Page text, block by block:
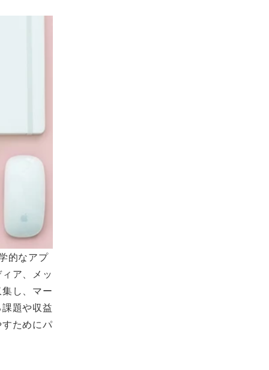
的なアプ
ア、メッ
し、マー
題や収益
ためにパ